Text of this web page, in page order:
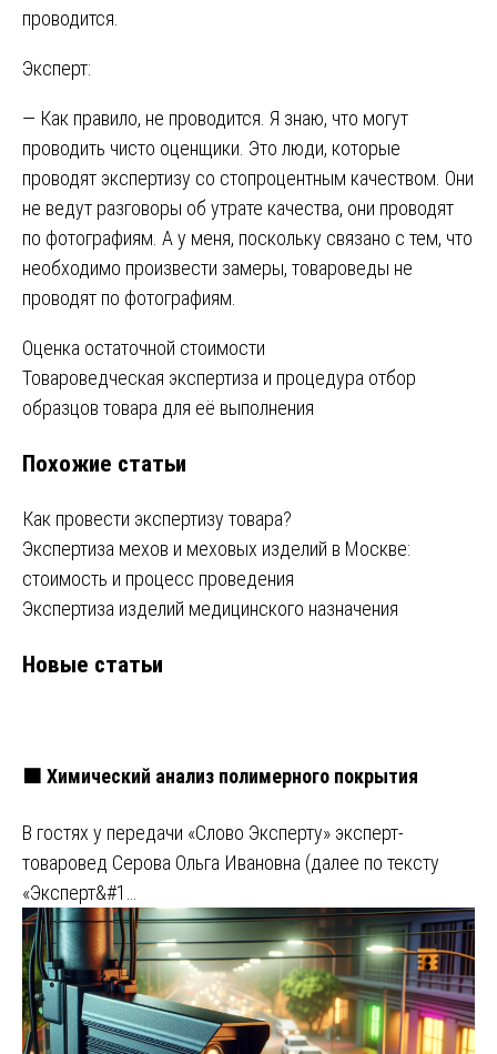
проводится.
Эксперт:
— Как правило, не проводится. Я знаю, что могут
проводить чисто оценщики. Это люди, которые
проводят экспертизу со стопроцентным качеством. Они
не ведут разговоры об утрате качества, они проводят
по фотографиям. А у меня, поскольку связано с тем, что
необходимо произвести замеры, товароведы не
проводят по фотографиям.
Навигация
по
Оценка остаточной стоимости
Товароведческая экспертиза и процедура отбор
образцов товара для её выполнения
Похожие статьи
Как провести экспертизу товара?
Экспертиза мехов и меховых изделий в Москве:
стоимость и процесс проведения
Экспертиза изделий медицинского назначения
Новые статьи
🟧 Химический анализ полимерного покрытия
В гостях у передачи «Слово Эксперту» эксперт-
товаровед Серова Ольга Ивановна (далее по тексту
«Эксперт&#1…